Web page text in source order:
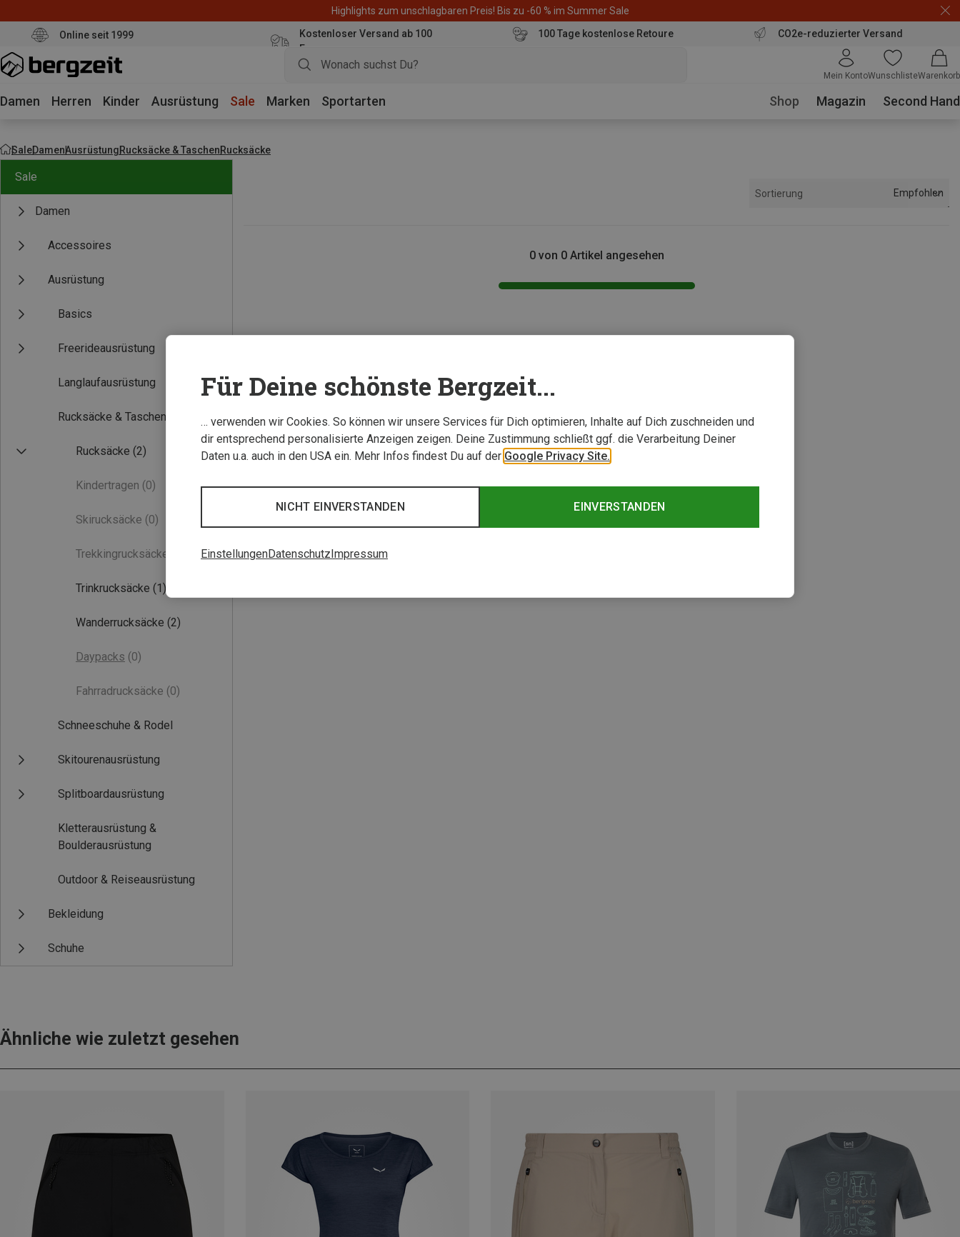
Highlights zum unschlagbaren Preis! Bis zu -60 % im Summer Sale
Online seit 1999
Kostenloser Versand ab 100
Euro
100 Tage kostenlose Retoure CO2e-reduzierter Versand
Mein KontoWunschlisteWarenkorb
Damen Herren Kinder Ausrüstung Sale Marken Sportarten Shop Magazin Second Hand
SaleDamenAusrüstungRucksäcke & TaschenRucksäcke
Sale
Damen
Accessoires
Ausrüstung
Basics
Freerideausrüstung
Langlaufausrüstung
Rucksäcke & Taschen
Rucksäcke (2)
Kindertragen (0)
Skirucksäcke (0)
Trekkingrucksäcke
Trinkrucksäcke (1)
Wanderrucksäcke (2)
Daypacks (0)
Fahrradrucksäcke (0)
Schneeschuhe & Rodel
Skitourenausrüstung
Splitboardausrüstung
Kletterausrüstung &
Boulderausrüstung
Outdoor & Reiseausrüstung
Bekleidung
Schuhe
Sortierung Empfohlen
0 von 0 Artikel angesehen
Ähnliche wie zuletzt gesehen
Für Deine schönste Bergzeit...
… verwenden wir Cookies. So können wir unsere Services für Dich optimieren, Inhalte auf Dich zuschneiden und
dir entsprechend personalisierte Anzeigen zeigen. Deine Zustimmung schließt ggf. die Verarbeitung Deiner
Daten u.a. auch in den USA ein. Mehr Infos findest Du auf der Google Privacy Site.
EINVERSTANDEN
NICHT EINVERSTANDEN
EinstellungenDatenschutzImpressum